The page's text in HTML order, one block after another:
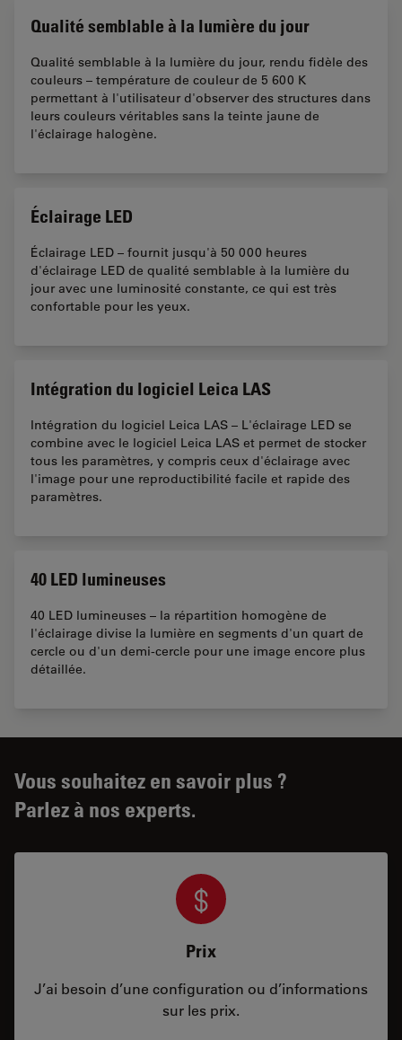
Qualité semblable à la lumière du jour
Qualité semblable à la lumière du jour, rendu fidèle des
couleurs – température de couleur de 5 600 K
permettant à l'utilisateur d'observer des structures dans
leurs couleurs véritables sans la teinte jaune de
l'éclairage halogène.
Éclairage LED
Éclairage LED – fournit jusqu'à 50 000 heures
d'éclairage LED de qualité semblable à la lumière du
jour avec une luminosité constante, ce qui est très
confortable pour les yeux.
Intégration du logiciel Leica LAS
Intégration du logiciel Leica LAS – L'éclairage LED se
combine avec le logiciel Leica LAS et permet de stocker
tous les paramètres, y compris ceux d'éclairage avec
l'image pour une reproductibilité facile et rapide des
paramètres.
40 LED lumineuses
40 LED lumineuses – la répartition homogène de
l'éclairage divise la lumière en segments d'un quart de
cercle ou d'un demi-cercle pour une image encore plus
détaillée.
Vous souhaitez en savoir plus ?
Parlez à nos experts.
Prix
J’ai besoin d’une configuration ou d’informations
sur les prix.